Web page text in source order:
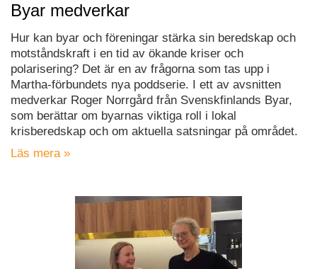
Byar medverkar
Hur kan byar och föreningar stärka sin beredskap och
motståndskraft i en tid av ökande kriser och
polarisering? Det är en av frågorna som tas upp i
Martha-förbundets nya poddserie. I ett av avsnitten
medverkar Roger Norrgård från Svenskfinlands Byar,
som berättar om byarnas viktiga roll i lokal
krisberedskap och om aktuella satsningar på området.
Läs mera »